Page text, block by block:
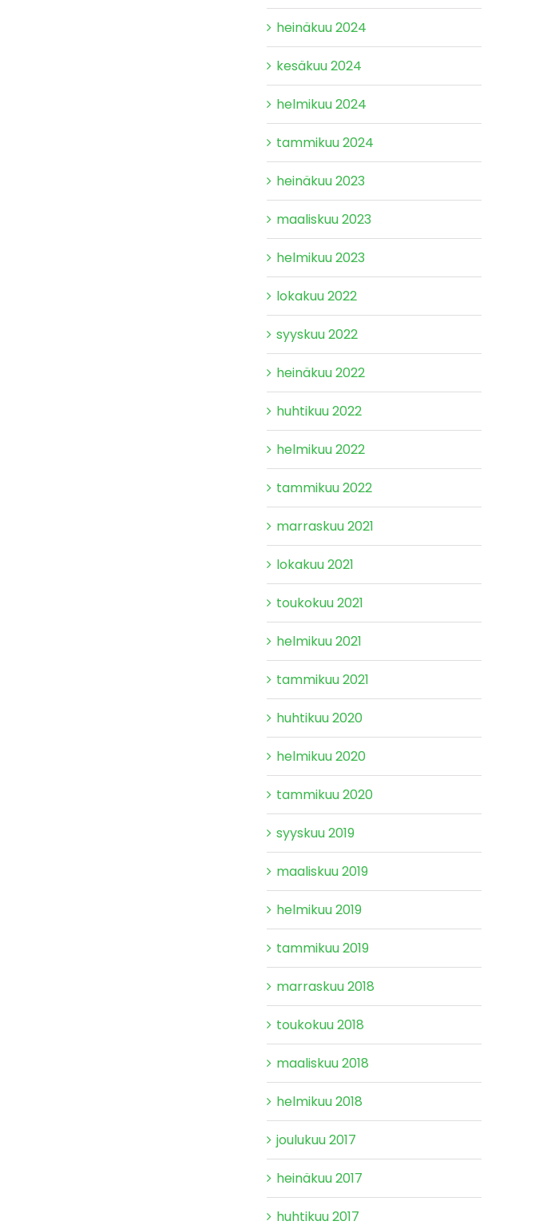
heinäkuu 2024
kesäkuu 2024
helmikuu 2024
tammikuu 2024
heinäkuu 2023
maaliskuu 2023
helmikuu 2023
lokakuu 2022
syyskuu 2022
heinäkuu 2022
huhtikuu 2022
helmikuu 2022
tammikuu 2022
marraskuu 2021
lokakuu 2021
toukokuu 2021
helmikuu 2021
tammikuu 2021
huhtikuu 2020
helmikuu 2020
tammikuu 2020
syyskuu 2019
maaliskuu 2019
helmikuu 2019
tammikuu 2019
marraskuu 2018
toukokuu 2018
maaliskuu 2018
helmikuu 2018
joulukuu 2017
heinäkuu 2017
huhtikuu 2017